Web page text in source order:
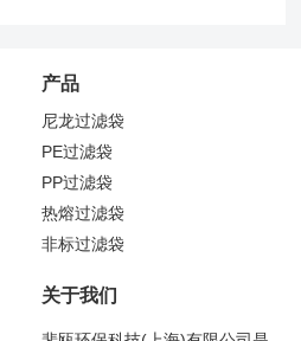
产品
尼龙过滤袋
PE过滤袋
PP过滤袋
热熔过滤袋
非标过滤袋
关于我们